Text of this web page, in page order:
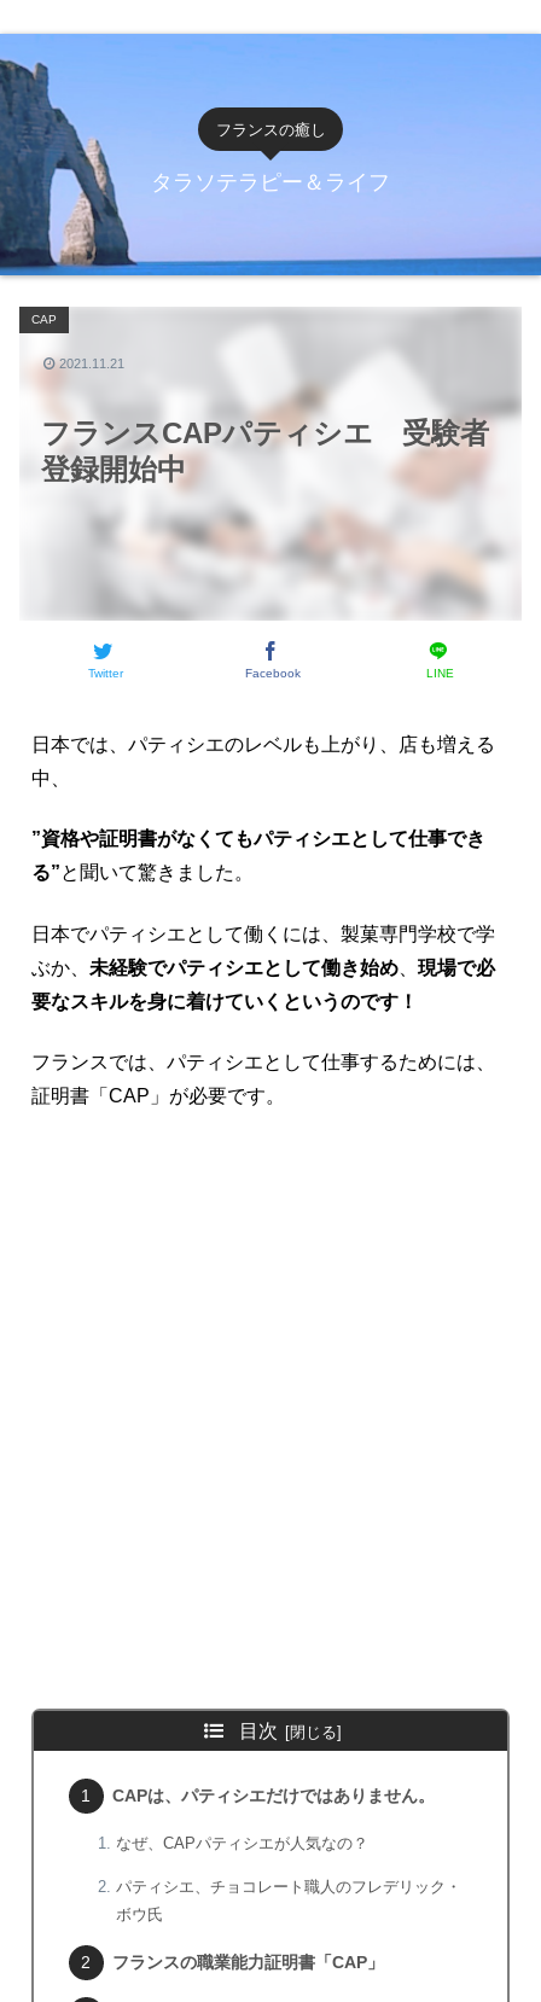
フランスの癒し
タラソテラピー＆ライフ
フランスCAPパティシエ 受験者
登録開始中
CAP
Twitter Facebook LINE
2021.11.21
日本では、パティシエのレベルも上がり、店も増える
中、
”資格や証明書がなくてもパティシエとして仕事でき
る”と聞いて驚きました。
日本でパティシエとして働くには、製菓専門学校で学
ぶか、 未経験でパティシエとして働き始め
現場で必
要なスキルを身に着けていくというのです！
フランスでは、パティシエとして仕事するためには、
証明書「CAP」が必要です。
目次
CAPは、パティシエだけではありません。
なぜ、CAPパティシエが人気なの？
パティシエ、チョコレート職人のフレデリック・
ボウ氏
フランスの職業能力証明書「CAP」